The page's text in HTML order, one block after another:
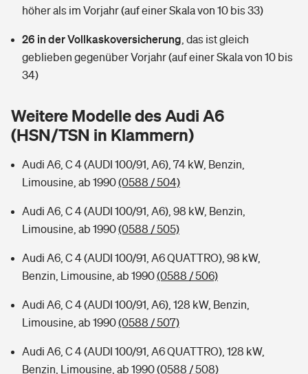
Sie haben Fragen?
Restkreditversicherung
Zur Übersicht
Hochwasser-Check: Wie gefährdet ist Ihr Haus?
Wer versichert was: Jetzt Versicherer finden
Sie haben Fragen?
Pferdehalter-Haftpflicht
Private Cyberversicherung
Musikinstrumentenversicherung
Zur Übersicht
Tools
Kinderunfall-Check: Mehr Sicherheit für deine Kids
Wer versichert was: Jetzt Versicherer finden
Sie haben Fragen?
Rentenrechner: Wie viel Geld bekomme ich im Alter?
höher als im Vorjahr (auf einer Skala von 10 bis 33)
26 in der Vollkaskoversicherung das ist gleich
geblieben gegenüber Vorjahr (auf einer Skala von 10 bis
34)
Weitere Modelle des Audi A6
(HSN/TSN in Klammern)
Audi A6, C 4 (AUDI 100/91, A6), 74 kW, Benzin,
Limousine, ab 1990(0588 / 504)
Audi A6, C 4 (AUDI 100/91, A6), 98 kW, Benzin,
Limousine, ab 1990(0588 / 505)
Audi A6, C 4 (AUDI 100/91, A6 QUATTRO), 98 kW,
Benzin, Limousine, ab 1990(0588 / 506)
Audi A6, C 4 (AUDI 100/91, A6), 128 kW, Benzin,
Limousine, ab 1990(0588 / 507)
Audi A6, C 4 (AUDI 100/91, A6 QUATTRO), 128 kW,
Benzin, Limousine, ab 1990(0588 / 508)